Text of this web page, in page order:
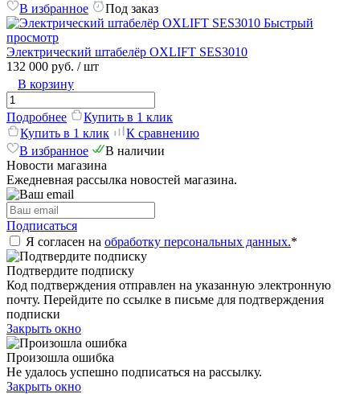
В избранное
Под заказ
Быстрый
просмотр
Электрический штабелёр OXLIFT SES3010
132 000 руб. / шт
В корзину
Подробнее
Купить в 1 клик
Купить в 1 клик
К сравнению
В избранное
В наличии
Новости магазина
Ежедневная рассылка новостей магазина.
Подписаться
Я согласен на обработку персональных данных.*
Подтвердите подписку
Код подтверждения отправлен на указанную электронную
почту. Перейдите по ссылке в письме для подтверждения
подписки
Закрыть окно
Произошла ошибка
Не удалось успешно подписаться на рассылку.
Закрыть окно